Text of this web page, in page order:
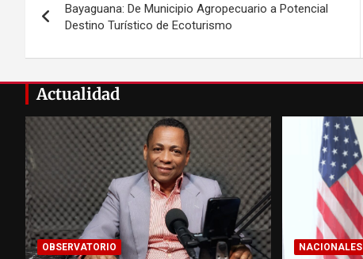
de
entradas
Bayaguana: De Municipio Agropecuario a Potencial
Destino Turístico de Ecoturismo
Actualidad
OBSERVATORIO NACIONALES